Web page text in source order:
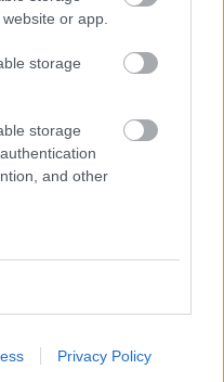
or app.
storage
storage
and other
Privacy Policy
az 5. blokk új